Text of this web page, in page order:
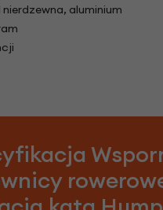
aluminium